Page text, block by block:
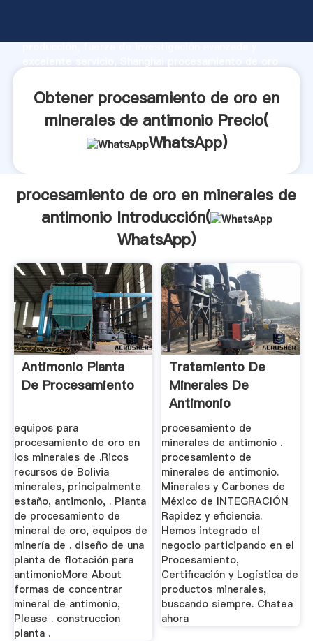
producción, fuerza de investigación avanzada y
aporta valores a todos los clientes.
Obtener procesamiento de oro en
minerales de antimonio Precio(
WhatsApp)
procesamiento de oro en minerales de
antimonio Introducción(
WhatsApp)
Antimonio Planta
De Procesamiento
equipos para
procesamiento de oro en
los minerales de .Ricos
recursos de Bolivia
minerales, principalmente
estaño, antimonio, . Planta
de procesamiento de
mineral de oro, equipos de
minería de . diseño de una
planta de flotación para
antimonioMore About
formas de concentrar
mineral de antimonio,
Please . construccion
planta .
Tratamiento De
Minerales De
Antimonio
procesamiento de
minerales de antimonio .
procesamiento de
minerales de antimonio.
Minerales y Carbones de
México de INTEGRACIÓN
Rapidez y eficiencia.
Hemos integrado el
negocio participando en el
Procesamiento,
Certificación y Logística de
productos minerales,
buscando siempre. Chatea
ahora